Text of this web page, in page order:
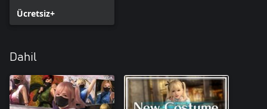
Ücretsiz+
Dahil